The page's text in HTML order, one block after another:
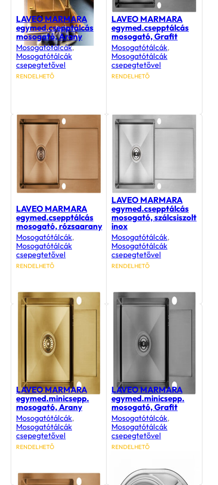
LAVEO MARMARA
egymed.csepptálcás
mosogató, Arany
Mosogatótálcák,
Mosogatótálcák
csepegtetővel
RENDELHETŐ
LAVEO MARMARA
egymed.csepptálcás
mosogató, Grafit
Mosogatótálcák,
Mosogatótálcák
csepegtetővel
RENDELHETŐ
LAVEO MARMARA
egymed.csepptálcás
mosogató, rózsaarany
Mosogatótálcák,
Mosogatótálcák
csepegtetővel
RENDELHETŐ
LAVEO MARMARA
egymed.csepptálcás
mosogató, szálcsiszolt
inox
Mosogatótálcák,
Mosogatótálcák
csepegtetővel
RENDELHETŐ
LAVEO MARMARA
egymed.minicsepp.
mosogató, Arany
Mosogatótálcák,
Mosogatótálcák
csepegtetővel
RENDELHETŐ
LAVEO MARMARA
egymed.minicsepp.
mosogató, Grafit
Mosogatótálcák,
Mosogatótálcák
csepegtetővel
RENDELHETŐ
169 990Ft